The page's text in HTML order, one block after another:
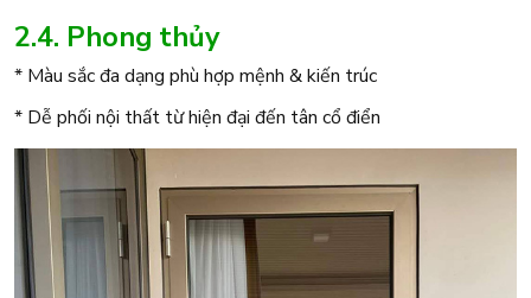
2.4. Phong thủy
* Màu sắc đa dạng phù hợp mệnh & kiến trúc
* Dễ phối nội thất từ hiện đại đến tân cổ điển